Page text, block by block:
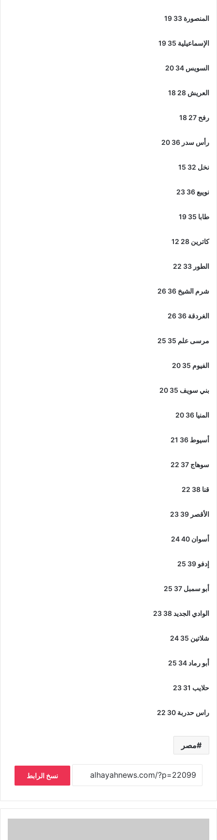
المنصورة 33 19
الإسماعيلية 35 19
السويس 34 20
العريش 28 18
رفح 27 18
رأس سدر 36 20
نخل 32 15
نويبع 36 23
طابا 35 19
كاترين 28 12
الطور 33 22
شرم الشيخ 36 26
الغردقة 36 26
مرسى علم 35 25
الفيوم 35 20
بني سويف 35 20
المنيا 36 20
أسيوط 36 21
سوهاج 37 22
قنا 38 22
الأقصر 39 23
أسوان 40 24
إدفو 39 25
أبو سمبل 37 25
الوادي الجديد 38 23
شلاتين 35 24
أبو رماد 34 25
حلايب 31 23
راس حدربة 30 22
مصر
نسخ الرابط